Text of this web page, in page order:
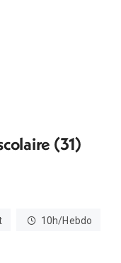
(31)
10h/Hebdo